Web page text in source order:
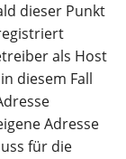
dieser Punkt
als Host
diesem Fall
Adresse
für die